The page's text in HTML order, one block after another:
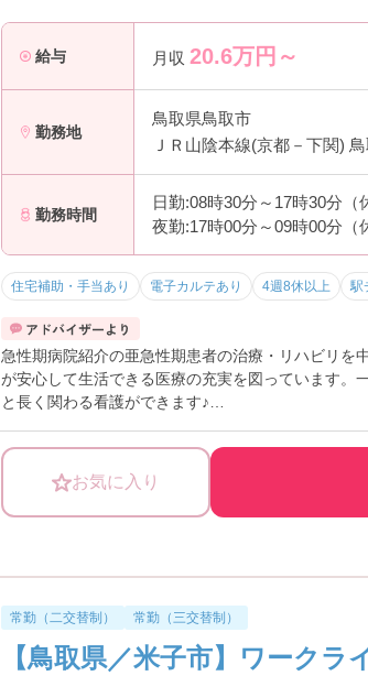
給与 月収 20.6万円～
勤務地
鳥取県鳥取市
ＪＲ山陰本線(京都－下関)
勤務時間
日勤:08時30分～17時30分（
夜勤:17時00分～09時00分（
住宅補助・手当あり 電子カルテあり 4週8休以上 駅
急性期病院紹介の亜急性期患者の治療・リハビリを
が安心して生活できる医療の充実を図っています。
と長く関わる看護ができます♪
お気に入り
常勤（二交替制） 常勤（三交替制）
【鳥取県／米子市】ワーク